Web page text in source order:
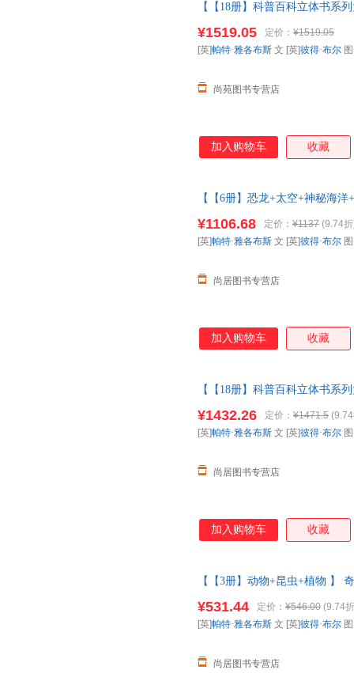
【【18册】科普百科立体书系
【让您无忧购物】
¥1519.05 定价： ¥1519.05
尚苑图书专营店
[英]帕特·雅各布斯 文 [英]彼得·布尔
加入购物车 收藏
【【6册】恐龙+太空+神秘海
心下单，本店所有商品均可开
¥1106.68 定价： ¥1137 (9.74
尚居图书专营店
[英]帕特·雅各布斯 文 [英]彼得·布尔
加入购物车 收藏
【【18册】科普百科立体书系
请放心下单，本店所有商品均
¥1432.26 定价： ¥1471.5
尚居图书专营店
[英]帕特·雅各布斯 文 [英]彼得·布尔
加入购物车 收藏
【【3册】动物+昆虫+植物 】
请放心下单，本店所有商品均
¥531.44 定价： ¥546.00 (9.74
尚居图书专营店
[英]帕特·雅各布斯 文 [英]彼得·布尔